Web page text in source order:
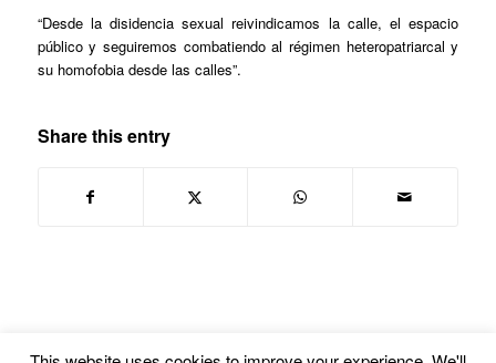
“Desde la disidencia sexual reivindicamos la calle, el espacio
público y seguiremos combatiendo al régimen heteropatriarcal y
su homofobia desde las calles”.
Share this entry